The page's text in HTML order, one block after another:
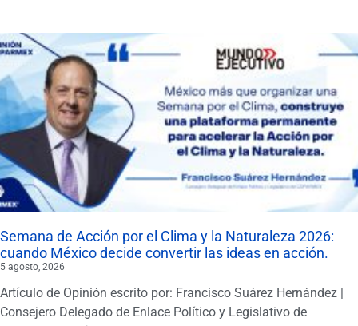
Semana de Acción por el Clima y la Naturaleza 2026:
cuando México decide convertir las ideas en acción.
5 agosto, 2026
Artículo de Opinión escrito por: Francisco Suárez Hernández |
Consejero Delegado de Enlace Político y Legislativo de